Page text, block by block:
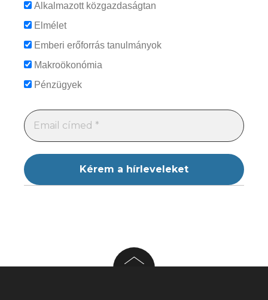
Alkalmazott közgazdaságtan
Elmélet
Emberi erőforrás tanulmányok
Makroökonómia
Pénzügyek